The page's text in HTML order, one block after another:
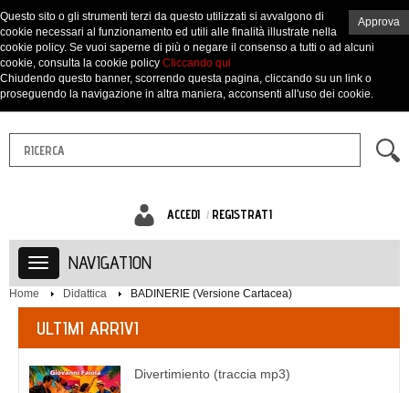
ACCEDI REGISTRATI
NAVIGATION
Home Didattica BADINERIE (Versione Cartacea)
ULTIMI ARRIVI
Divertimiento (traccia mp3)
Approva
Questo sito o gli strumenti terzi da questo utilizzati si avvalgono di
cookie necessari al funzionamento ed utili alle finalità illustrate nella
cookie policy. Se vuoi saperne di più o negare il consenso a tutti o ad alcuni
cookie, consulta la cookie policy Cliccando qui
Chiudendo questo banner, scorrendo questa pagina, cliccando su un link o
proseguendo la navigazione in altra maniera, acconsenti all'uso dei cookie.